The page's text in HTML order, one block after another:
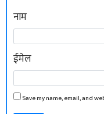
नाम
ईमेल
Save my name, email, and